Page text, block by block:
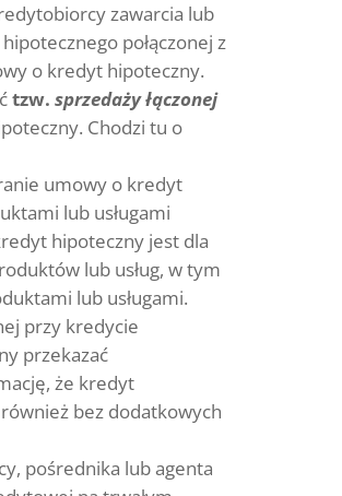
zawarcia lub
połączonej z
o kredyt hipoteczny.
tzw. sprzedaży łączonej
Chodzi tu o
umowy o kredyt
lub usługami
hipoteczny jest dla
lub usług, w tym
lub usługami.
przy kredycie
przekazać
że kredyt
bez dodatkowych
pośrednika lub agenta